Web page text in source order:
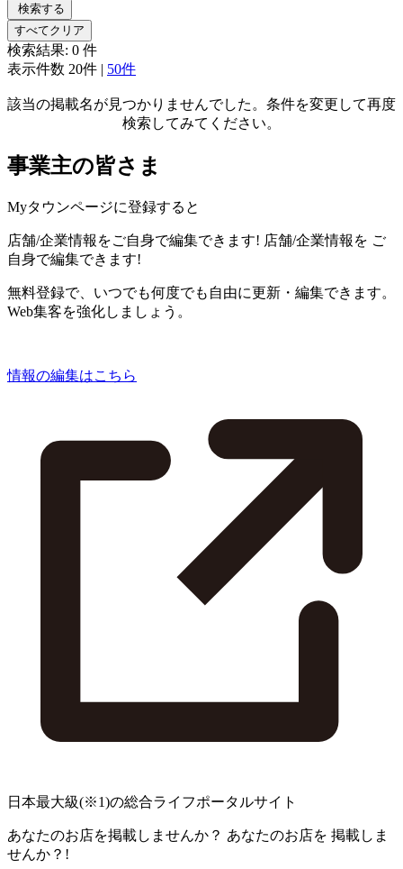
検索する
すべてクリア
検索結果: 0 件
表示件数 20件 | 50件
該当の掲載名が見つかりませんでした。条件を変更して再度
検索してみてください。
事業主の皆さま
Myタウンページに登録すると
店舗/企業情報をご自身で編集できます! 店舗/企業情報を ご
自身で編集できます!
無料登録で、いつでも何度でも自由に更新・編集できます。
Web集客を強化しましょう。
情報の編集はこちら
日本最大級(※1)の総合ライフポータルサイト
あなたのお店を掲載しませんか？ あなたのお店を 掲載しま
せんか？!